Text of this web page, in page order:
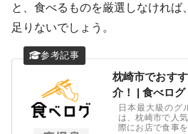
と、食べるものを厳選しなければ
足りないでしょう。
枕崎市でおす
介！ | 食べログ
日本最大級のグ
は、枕崎市で人
際にお店で食事